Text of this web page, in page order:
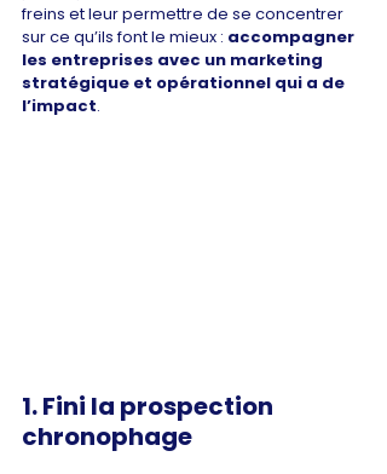
freins et leur permettre de se concentrer
sur ce qu’ils font le mieux : accompagner
les entreprises avec un marketing
stratégique et opérationnel qui a de
l’impact.
1. Fini la prospection
chronophage